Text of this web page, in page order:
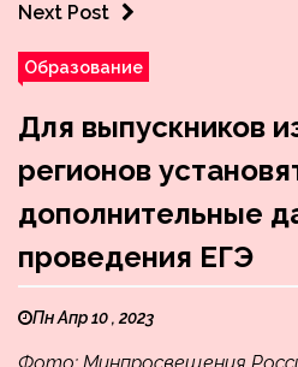
Next Post
Образование
Для выпускников
регионов
дополнительные
проведения ЕГЭ
Пн Апр 10 , 2023